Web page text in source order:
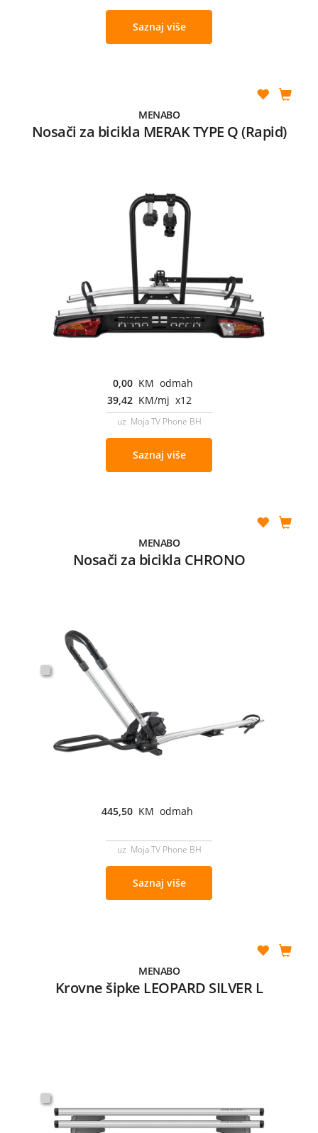
Saznaj više
MENABO
Nosači za bicikla MERAK TYPE Q (Rapid)
0,00 KM odmah
39,42 KM/mj x12
uz Moja TV Phone BH
Saznaj više
MENABO
Nosači za bicikla CHRONO
445,50 KM odmah
uz Moja TV Phone BH
Saznaj više
MENABO
Krovne šipke LEOPARD SILVER L